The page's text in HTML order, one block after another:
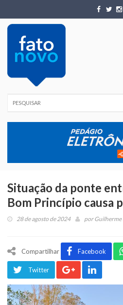
Situação da ponte
Bom Princípio causa
28 de agosto de 2024 porGuilherme
Compartilhar Facebook
Twitter